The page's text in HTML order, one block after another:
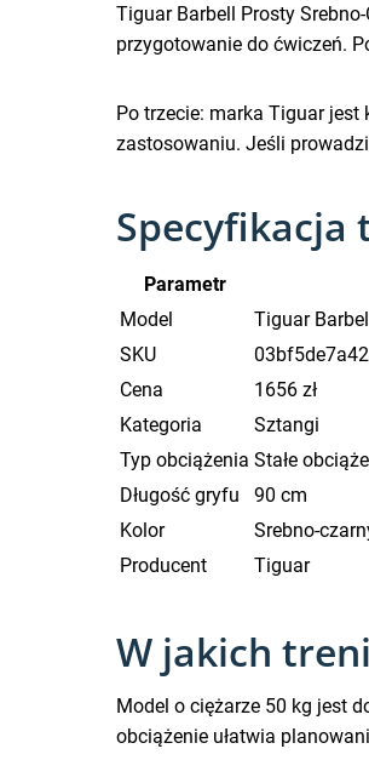
Tiguar Barbell Prosty
przygotowanie do ćwiczeń.
Po trzecie: marka Tiguar
zastosowaniu. Jeśli
Specyfikacja
Parametr
Model
Tiguar
SKU
Cena
1656 zł
Kategoria
Sztangi
Typ obciążenia Stałe
Długość gryfu
90 cm
Kolor
Srebno-
Producent
Tiguar
W jakich
Model o ciężarze 50 kg jest
obciążenie ułatwia